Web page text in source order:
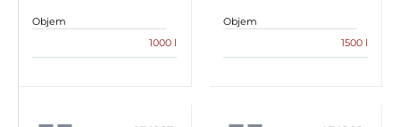
Objem
1000 l
Objem
1500 l